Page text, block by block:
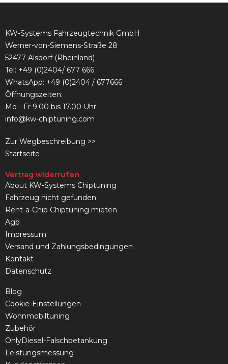
KW-Systems Fahrzeugtechnik GmbH
Werner-von-Siemens-Straße 28
52477 Alsdorf (Rheinland)
Tel: +49 (0)2404/ 677 666
WhatsApp: +49 (0)2404 / 677666
Öffnungszeiten:
Mo - Fr 9.00 bis 17.00 Uhr
info@kw-chiptuning.com
Zur Wegbeschreibung >>
Startseite
Vertrag widerrufen
About KW-Systems Chiptuning
Fahrzeug nicht gefunden
Rent-a-Chip Chiptuning mieten
Agb
Impressum
Versand und Zahlungsbedingungen
Kontakt
Datenschutz
Blog
Cookie-Einstellungen
Wohnmobiltuning
Zubehör
OnlyDiesel-Falschbetankung
Leistungsmessung